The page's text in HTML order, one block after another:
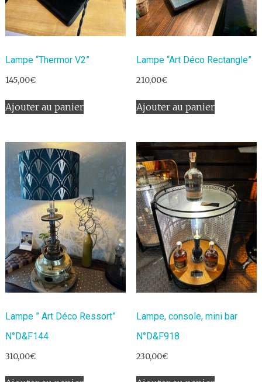
Lampe “Thermor V2”
145,00€
Ajouter au panier
Lampe “Art Déco Rectangle”
210,00€
Ajouter au panier
Lampe ” Art Déco Ressort”
N°D&F144
310,00€
Lampe, console, mini bar
N°D&F918
230,00€